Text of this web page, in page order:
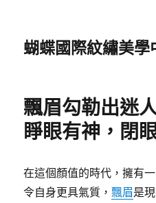
蝴蝶國際紋繡美學
飄眉勾勒出迷
睜眼有神，閉
在這個顏值的時代，擁有
令自身更具氣質，飄眉是